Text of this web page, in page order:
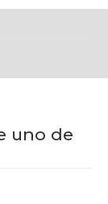
uno de